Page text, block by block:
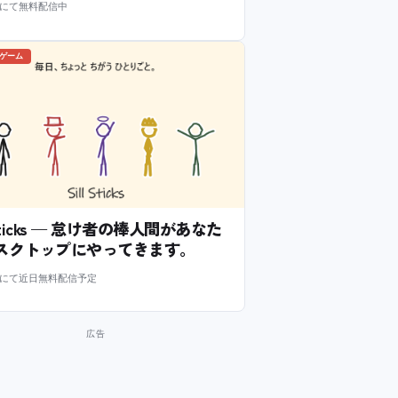
て無料配信中
ーム
— 怠け者の棒人間があなた
クトップにやってきます。
て近日無料配信予定